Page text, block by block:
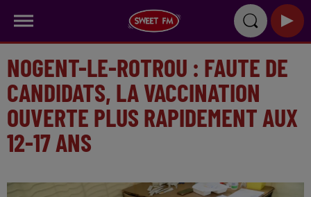
NOGENT-LE-ROTROU : FAUTE DE
CANDIDATS, LA VACCINATION
OUVERTE PLUS RAPIDEMENT AUX
12-17 ANS